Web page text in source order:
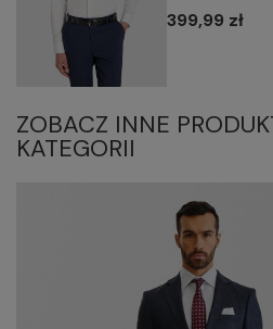
399,99 zł
ZOBACZ INNE
KATEGORII